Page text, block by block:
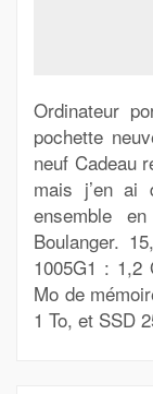
Ordinateur
pochette
neuf Cadeau
mais j’en ai
ensemble
Boulanger.
1005G1 : 1,2
Mo de
1 To, et SSD